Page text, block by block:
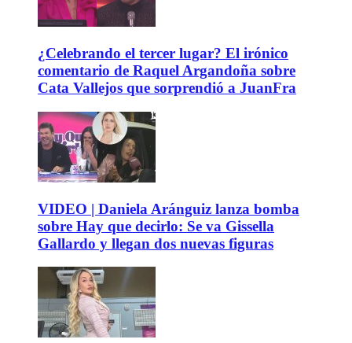
¿Celebrando el tercer lugar? El irónico
comentario de Raquel Argandoña sobre
Cata Vallejos que sorprendió a JuanFra
VIDEO | Daniela Aránguiz lanza bomba
sobre Hay que decirlo: Se va Gissella
Gallardo y llegan dos nuevas figuras